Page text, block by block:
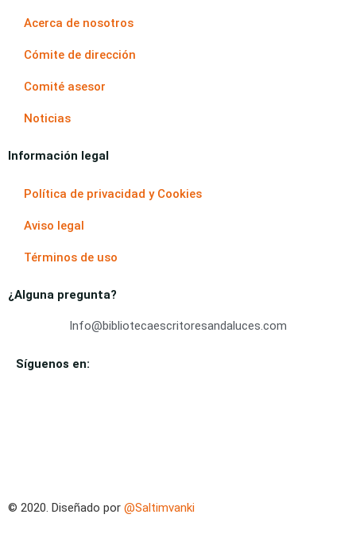
Acerca de nosotros
Cómite de dirección
Comité asesor
Noticias
Información legal
Política de privacidad y Cookies
Aviso legal
Términos de uso
¿Alguna pregunta?
Info@bibliotecaescritoresandaluces.com
© 2020. Diseñado por @Saltimvanki
Síguenos en: